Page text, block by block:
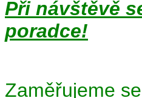
Při návštěvě
poradce!
Zaměřujeme